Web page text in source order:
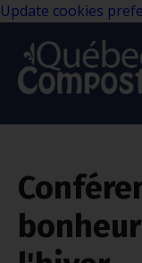
Update cookies